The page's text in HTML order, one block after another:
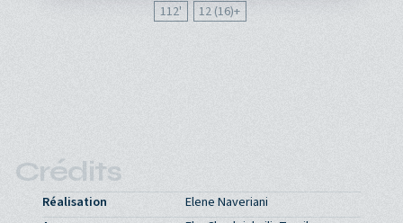
112' 12 (16)
Crédits
Réalisation
Elene Naveriani